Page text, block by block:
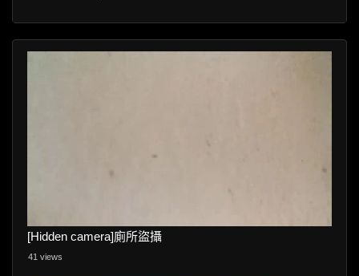
[Hidden camera]廁所盜攝
41 views